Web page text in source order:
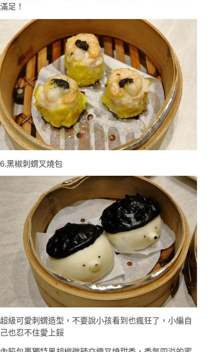
滿足！
6.黑椒刺蝟叉燒包
超級可愛刺蝟造型，不要說小孩看到也瘋狂了，小編自
己也忍不住愛上餒